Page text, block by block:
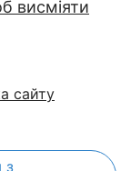
висміяти
сайту
з